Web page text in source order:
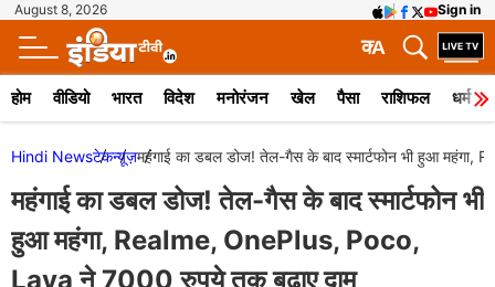
August 8, 2026 Sign in
A
क
होम वीडियो भारत विदेश मनोरंजन खेल पैसा राशिफल धर्म
Hindi Newsटेकन्यूज़महंगाई का डबल डोज! तेल-गैस के बाद स्मार्टफोन भी हुआ
महंगाई का डबल डोज! तेल-गैस के बाद स्मार्टफोन भी
हुआ महंगा, Realme, OnePlus, Poco,
Lava ने 7000 रुपये तक बढ़ाए दाम